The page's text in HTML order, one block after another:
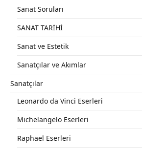
Sanat Soruları
SANAT TARİHİ
Sanat ve Estetik
Sanatçılar ve Akımlar
Sanatçılar
Leonardo da Vinci Eserleri
Michelangelo Eserleri
Raphael Eserleri